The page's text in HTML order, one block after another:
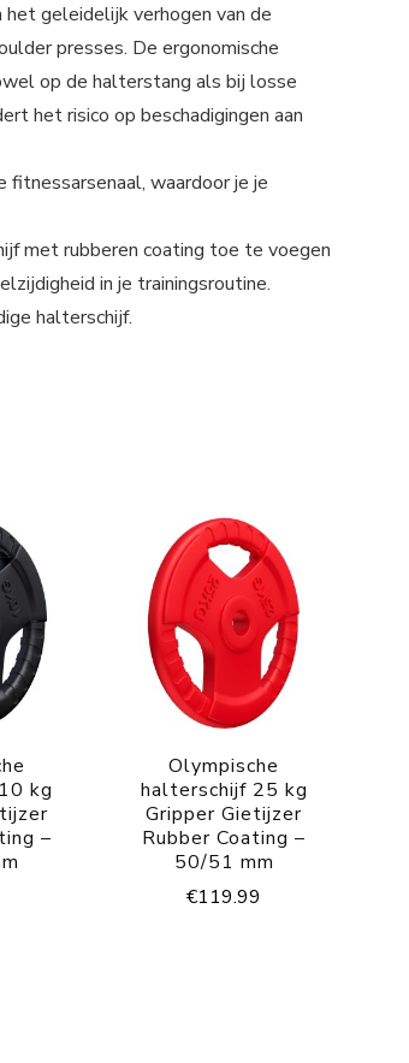
geleidelijk verhogen van de
presses. De ergonomische
op de halterstang als bij losse
het risico op beschadigingen aan
waardoor je je
met rubberen coating toe te voegen
in je trainingsroutine.
halterschijf.
kg
–
Olympische
halterschijf 25 kg
Gripper Gietijzer
Rubber Coating –
50/51 mm
€119.99